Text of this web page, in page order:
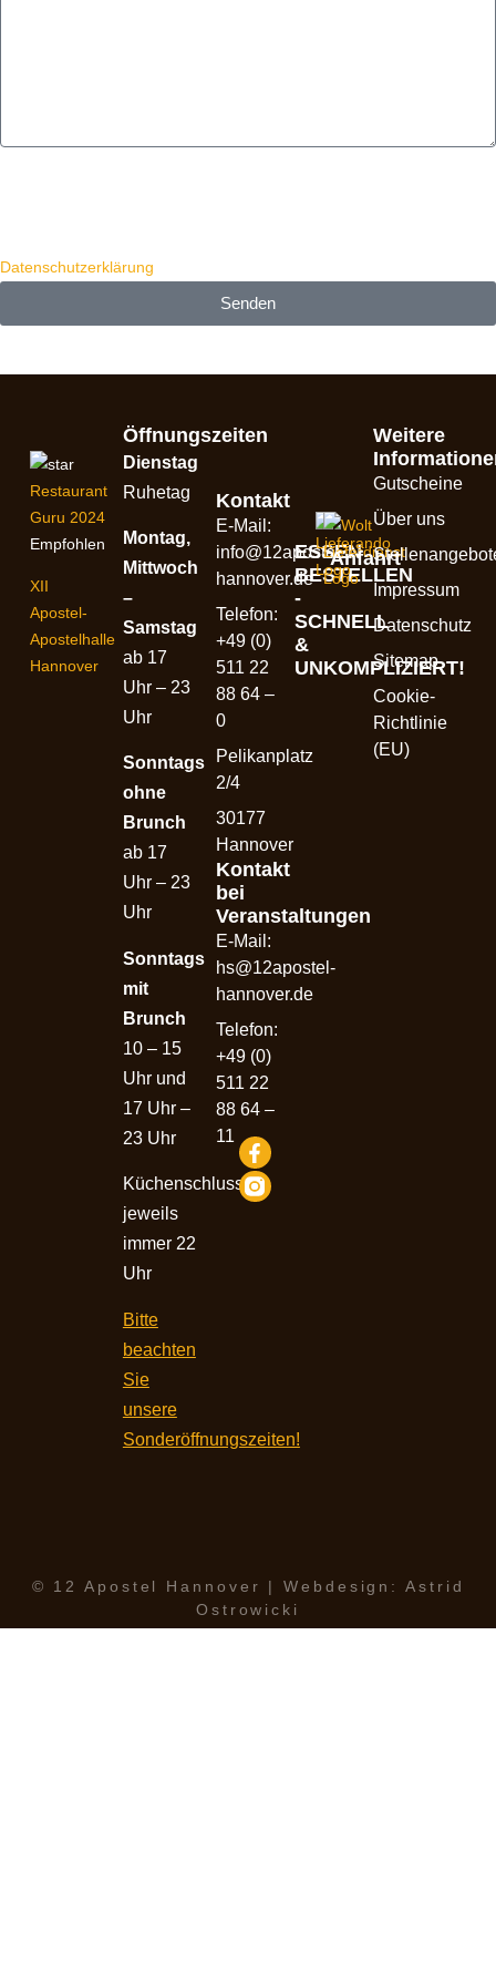
Datenschutzerklärung
Senden
Restaurant
Guru 2024
Empfohlen
XII
Apostel-
Apostelhalle
Hannover
Weitere
Gutscheine
Über uns
Impressum
Datenschutz
Sitemap
Cookie-
Richtlinie
(EU)
Öffnungszeiten
Dienstag
Ruhetag
Montag,
Mittwoch
–
Samstag
ab 17
Uhr – 23
Uhr
Sonntags
ohne
Brunch
ab 17
Uhr – 23
Uhr
Sonntags
mit
Brunch
10 – 15
Uhr und
17 Uhr –
23 Uhr
Küchenschluss
jeweils
immer 22
Uhr
Bitte
beachten
Sie
unsere
Sonderöffnungszeiten!
Kontakt
E-Mail:
info@12apostel-
hannover.de
Telefon:
+49 (0)
511 22
88 64 –
0
Pelikanplatz
2/4
30177
Hannover
Kontakt
bei
Veranstaltungen
E-Mail:
hs@12apostel-
hannover.de
Telefon:
+49 (0)
511 22
88 64 –
11
ESSEN
BESTELLEN
-
SCHNELL
&
UNKOMPLIZIERT!
Anfahrt
© 12 Apostel Hannover | Webdesign: Astrid
Ostrowicki